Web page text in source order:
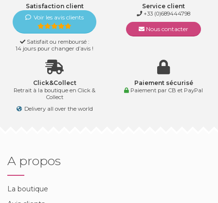
Satisfaction client
Voir les avis clients
Satisfait ou remboursé :
14 jours pour changer d’avis !
Service client
+33 (0)689444798
Nous contacter
Click&Collect
Retrait à la boutique en Click &
Collect
Delivery all over the world
Paiement sécurisé
Paiement par CB et PayPal
A propos
La boutique